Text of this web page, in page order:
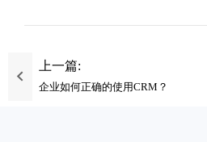
上一篇:
企业如何正确的使用CRM？